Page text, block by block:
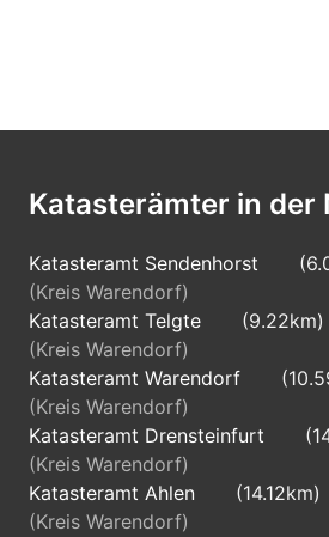
Katasterämter in der
Katasteramt Sendenhorst
(Kreis Warendorf)
Katasteramt Telgte
(9.22km)
(Kreis Warendorf)
Katasteramt Warendorf
(Kreis Warendorf)
Katasteramt Drensteinfurt
(Kreis Warendorf)
Katasteramt Ahlen
(14.12km)
(Kreis Warendorf)